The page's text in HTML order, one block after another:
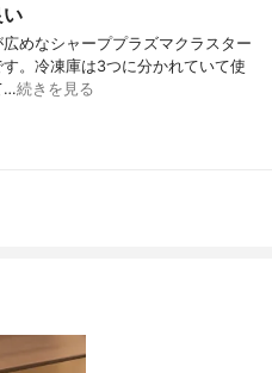
めなシャーププラズマクラスター
。冷凍庫は3つに分かれていて使
…続きを見る